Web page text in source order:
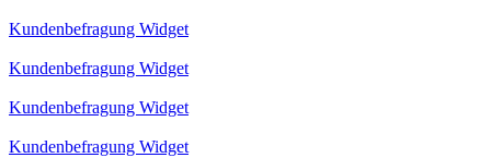
Kundenbefragung Widget
Kundenbefragung Widget
Kundenbefragung Widget
Kundenbefragung Widget